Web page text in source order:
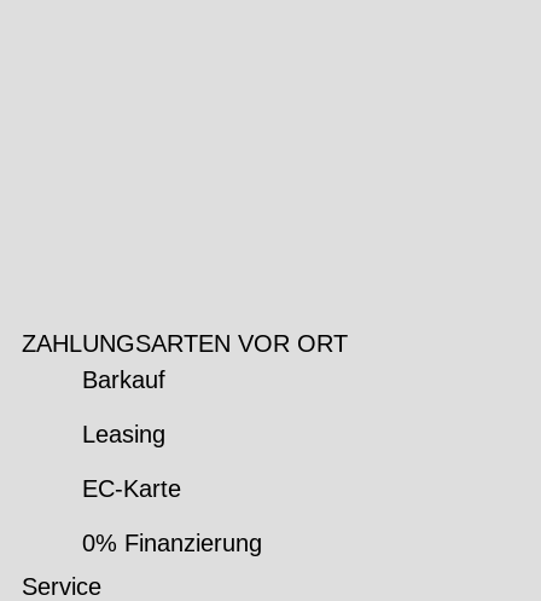
ZAHLUNGSARTEN VOR ORT
Barkauf
Leasing
EC-Karte
0% Finanzierung
Service